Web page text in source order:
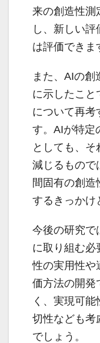
来の創造性測
し、新しい
は評価できま
また、AIの創
に示したこと
について再考
す。AIが特定
としても、そ
減じるもので
間固有の創
するきっかけ
今後の研究で
に取り組む必
性の実用性や
価方法の開発
く、実現可
切性なども考
でしょう。